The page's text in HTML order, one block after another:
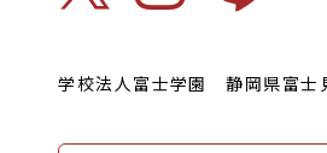
学校法人富士学園 静岡県富士